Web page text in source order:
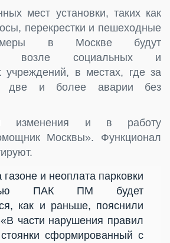
мест установки, таких как
перекрестки и пешеходные
в Москве будут
возле социальных и
учреждений, в местах, где за
две и более аварии без
изменения и в работу
Москвы». Функционал
и неоплата парковки
ПАК ПМ будет
как и раньше, пояснили
части нарушения правил
сформированный с